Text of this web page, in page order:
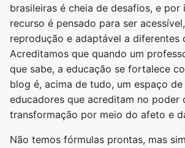
brasileiras é cheia de desafios, e por
recurso é pensado para ser
reprodução e adaptável a diferentes
Acreditamos que quando um
que sabe, a educação se fortalece
blog é, acima de tudo, um espaço
educadores que acreditam no poder
transformação por meio do afeto e
Não temos fórmulas prontas, mas